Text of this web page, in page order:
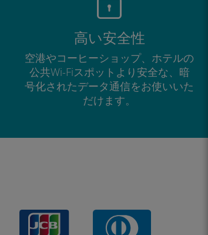
高い安全性
空港やコーヒーショップ、ホテルの
公共Wi-Fiスポットより安全な、暗
号化されたデータ通信をお使いいた
だけます。